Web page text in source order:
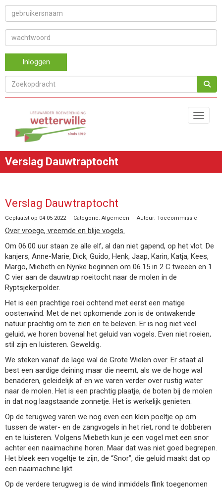
Inloggen
Verslag Dauwtraptocht
Verslag Dauwtraptocht
Geplaatst op 04-05-2022 - Categorie: Algemeen - Auteur: Toecommissie
Over vroege, vreemde en blije vogels.
Om 06.00 uur staan ze alle elf, al dan niet gapend, op het vlot. De
kanjers, Anne-Marie, Dick, Guido, Henk, Jaap, Karin, Katja, Kees,
Margo, Miebeth en Nynke beginnen om 06.15 in 2 C tweeën en 1
C vier aan de dauwtrap roeitocht naar de molen in de
Ryptsjekerpolder.
Het is een prachtige roei ochtend met eerst een matige
oostenwind. Met de net opkomende zon is de ontwakende
natuur prachtig om te zien en te beleven. Er is nog niet veel
geluid, we horen bovenal het geluid van vogels. Even niet roeien,
stil zijn en luisteren. Geweldig.
We steken vanaf de lage wal de Grote Wielen over. Er staat al
best een aardige deining maar die neemt, als we de hoge wal
benaderen, geleidelijk af en we varen verder over rustig water
naar de molen. Het is een prachtig plaatje, de boten bij de molen
in dat nog laagstaande zonnetje. Het is werkelijk genieten.
Op de terugweg varen we nog even een klein poeltje op om
tussen de water- en de zangvogels in het riet, rond te dobberen
en te luisteren. Volgens Miebeth kun je een vogel met een snor
achter een naaimachine horen. Maar dat was niet goed begrepen.
Het bleek een vogeltje te zijn, de “Snor”, die geluid maakt dat op
een naaimachine lijkt.
Op de verdere terugweg is de wind inmiddels flink toegenomen